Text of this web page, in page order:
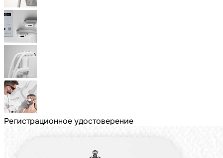
Регистрационное удостоверение